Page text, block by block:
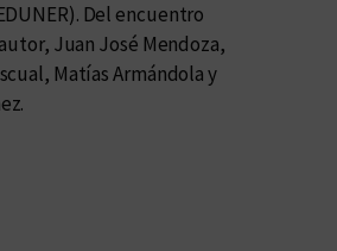
Del encuentro
Juan José Mendoza,
Matías Armándola y